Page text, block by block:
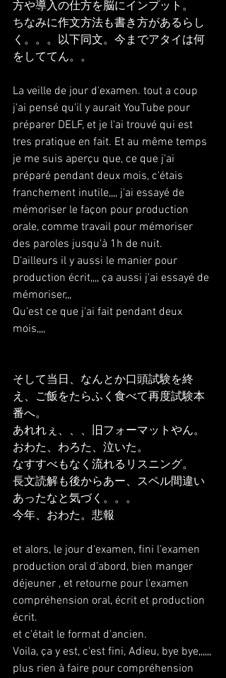
方や導入の仕方を脳にインプット。
ちなみに作文方法も書き方があるらし
く。。。以下同文。今までアタイは何
をしててん。。
La veille de jour d'examen. tout a coup
j'ai pensé qu'il y aurait YouTube pour
préparer DELF, et je l'ai trouvé qui est
tres pratique en fait. Et au même temps
je me suis aperçu que, ce que j'ai
préparé pendant deux mois, c'étais
franchement inutile,,,, j'ai essayé de
mémoriser le façon pour production
orale, comme travail pour mémoriser
des paroles jusqu'à 1h de nuit.
D'ailleurs il y aussi le manier pour
production écrit,,,, ça aussi j'ai essayé de
mémoriser,,,
Qu'est ce que j'ai fait pendant deux
mois,,,,
そして当日、なんとか口頭試験を終
え、ご飯をたらふく食べて再度試験本
番へ。
あれれぇ、、、旧フォーマットやん。
おわた、わろた、泣いた。
なすすべもなく流れるリスニング。
長文読解も後からあー、スペル間違い
あったなと気づく。。。
今年、おわた。悲報
et alors, le jour d'examen, fini l'examen
production oral d'abord, bien manger
déjeuner , et retourne pour l'examen
compréhension oral, écrit et production
écrit.
et c'était le format d'ancien.
Voila, ça y est, c'est fini, Adieu, bye bye,,,,,,
plus rien à faire pour compréhension